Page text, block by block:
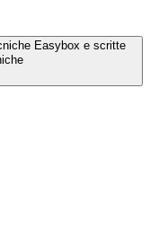
Easybox e scritte